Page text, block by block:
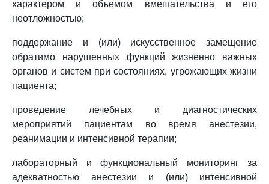
характером и объемом вмешательства и его
неотложностью;
поддержание и (или) искусственное замещение
обратимо нарушенных функций жизненно важных
органов и систем при состояниях, угрожающих жизни
пациента;
проведение лечебных и диагностических
мероприятий пациентам во время анестезии,
реанимации и интенсивной терапии;
лабораторный и функциональный мониторинг за
адекватностью анестезии и (или) интенсивной